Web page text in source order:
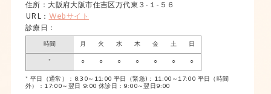
住所：大阪府大阪市住吉区万代東３-１-５６
URL： Webサイト
診療日：
時間 月 火 水 木 金 土 日
* ○ ○ ○ ○ ○ ○ ○
* 平日（通常）：8:30～11:00 平日（緊急)：11:00～17:00 平日（時間
外）：17:00～翌日 9:00 休診日：9:00～翌日9:00